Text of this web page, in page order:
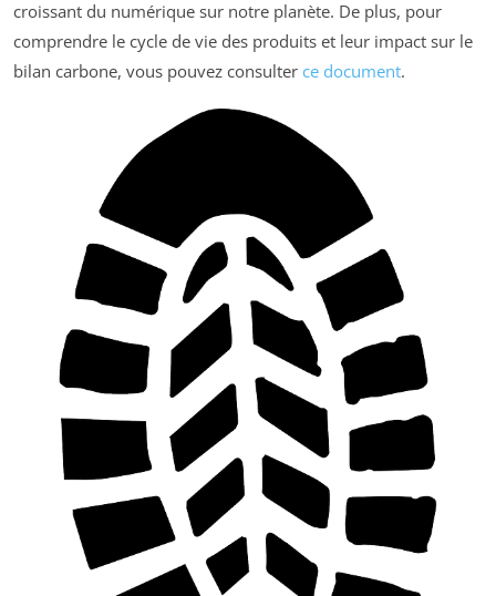
croissant du numérique sur notre planète. De plus, pour
comprendre le cycle de vie des produits et leur impact sur le
bilan carbone, vous pouvez consulter ce document.